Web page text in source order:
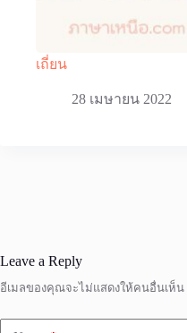
เถี่ยน
28 เมษายน 2022
Leave a Reply
อีเมลของคุณจะไม่แสดงให้คนอื่นเห็น